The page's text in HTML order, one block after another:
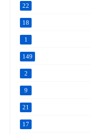
22
18
1
149
2
9
21
17